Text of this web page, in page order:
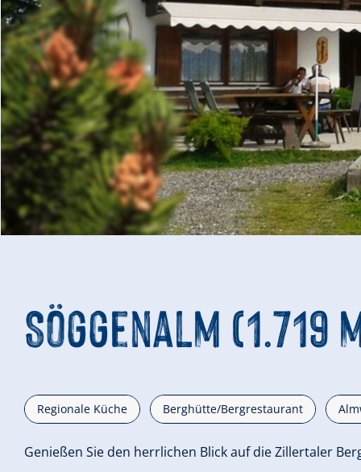
Söggenalm (1.719
Regionale Küche Berghütte/Bergrestaurant
Genießen Sie den herrlichen Blick auf die Zillertaler